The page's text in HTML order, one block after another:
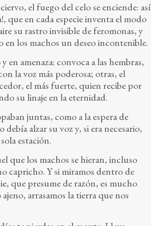
el fuego del celo se enciende: así
que en cada especie inventa el modo
su rastro invisible de feromonas, y
en los machos un deseo incontenible.
amenaza: convoca a las hembras,
la voz más poderosa; otras, el
el más fuerte, quien recibe por
su linaje en la eternidad.
juntas, como a la espera de
alzar su voz y, si era necesario,
estación.
que los machos se hieran, incluso
capricho. Y si miramos dentro de
que presume de razón, es mucho
arrasamos la tierra que nos